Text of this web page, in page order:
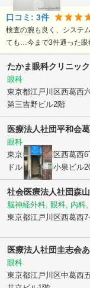
口コミ: 3件
検査の腕も良く、システ
ても…今まで3件通った眼
たかま眼科クリニック
眼科
東京都江戸川区西葛西
第三吉野ビル2階
医療法人社団平和会
眼科
東京都江戸川区西葛西6
ドルミ西葛西小泉ビル
社会医療法人社団森
脳神経外科, 眼科, 内科,
東京都江戸川区西葛西
医療法人社団圭志会
眼科
東京都江戸川区中葛西